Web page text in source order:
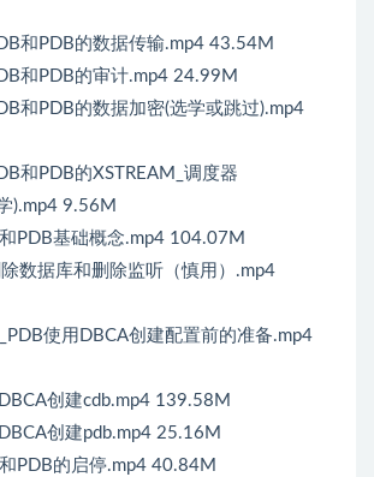
和PDB的数据传输.mp4 43.54M
和PDB的审计.mp4 24.99M
和PDB的数据加密(选学或跳过).mp4
和PDB的XSTREAM_调度器
).mp4 9.56M
PDB基础概念.mp4 104.07M
数据库和删除监听（慎用）.mp4
使用DBCA创建配置前的准备.mp4
创建cdb.mp4 139.58M
创建pdb.mp4 25.16M
PDB的启停.mp4 40.84M